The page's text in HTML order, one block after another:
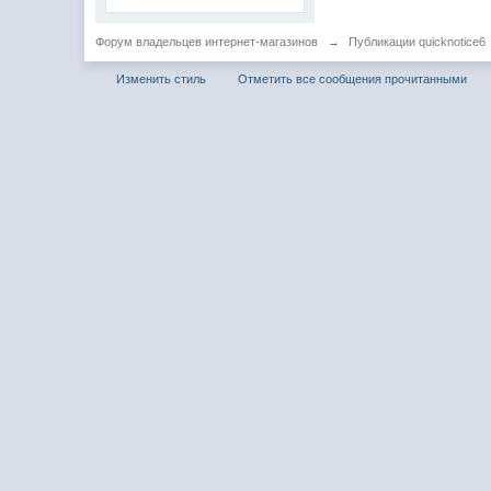
Форум владельцев интернет-магазинов → Публикации quicknotice6
Изменить стиль Отметить все сообщения прочитанными